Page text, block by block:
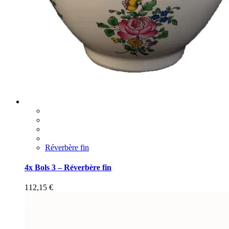
Réverbère fin
4x Bols 3 – Réverbère fin
112,15 €